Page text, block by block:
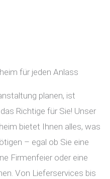
für jeden Anlass
planen, ist
Richtige für Sie! Unser
bietet Ihnen alles, was
– egal ob Sie eine
Firmenfeier oder eine
Von Lieferservices bis